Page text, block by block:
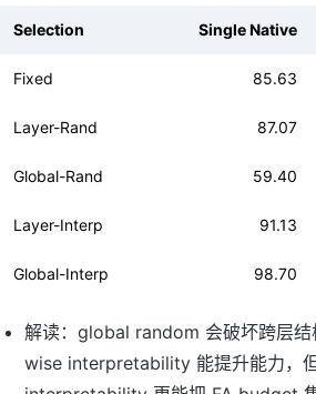
Selection Single Native
Fixed 85.63
Layer-Rand 87.07
Global-Rand 59.40
Layer-Interp 91.13
Global-Interp 98.70
解读：global random 会破坏跨层
wise interpretability 能提升能力，